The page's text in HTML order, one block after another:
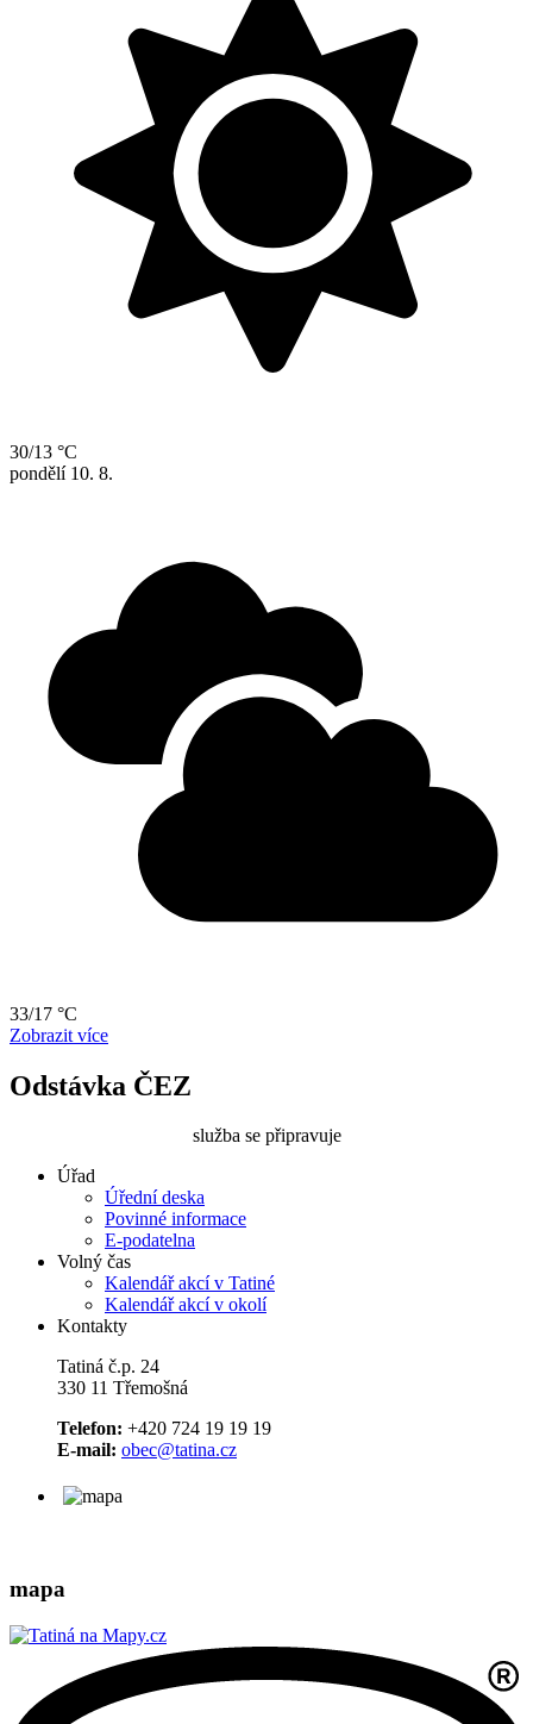
30/13 °C
pondělí 10. 8.
33/17 °C
Zobrazit více
Odstávka ČEZ
služba se připravuje
Úřad
Úřední deska
Povinné informace
E-podatelna
Volný čas
Kalendář akcí v Tatiné
Kalendář akcí v okolí
Kontakty
Tatiná č.p. 24
330 11 Třemošná
Telefon: +420 724 19 19 19
E-mail: obec@tatina.cz
mapa